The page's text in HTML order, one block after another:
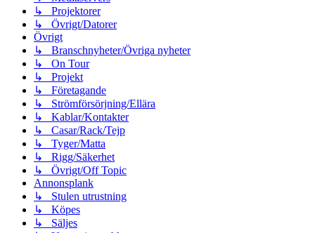
↳ Projektorer
↳ Övrigt/Datorer
Övrigt
↳ Branschnyheter/Övriga nyheter
↳ On Tour
↳ Projekt
↳ Företagande
↳ Strömförsörjning/Ellära
↳ Kablar/Kontakter
↳ Casar/Rack/Tejp
↳ Tyger/Matta
↳ Rigg/Säkerhet
↳ Övrigt/Off Topic
Annonsplank
↳ Stulen utrustning
↳ Köpes
↳ Säljes